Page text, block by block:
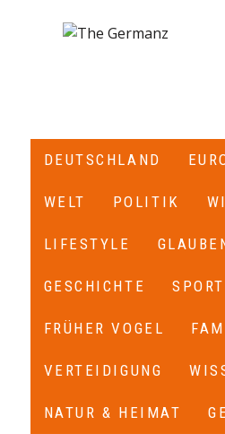
DEUTSCHLAND
WELT POLITIK
LIFESTYLE
GESCHICHTE SPORT
FRÜHER VOGEL
VERTEIDIGUNG
NATUR & HEIMAT